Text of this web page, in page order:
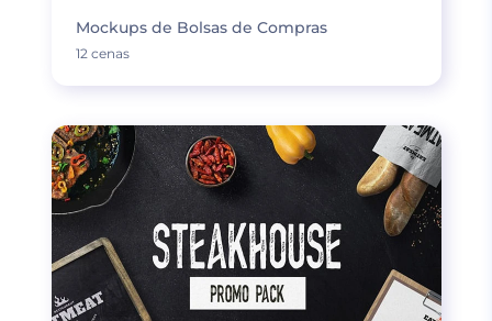
Mockups de Bolsas de Compras
12 cenas